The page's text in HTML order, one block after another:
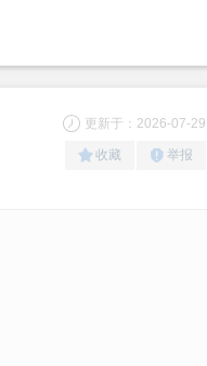
更新于：2026-07-29
收藏 举报